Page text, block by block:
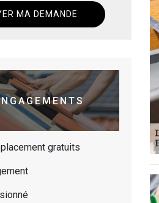
gratuits